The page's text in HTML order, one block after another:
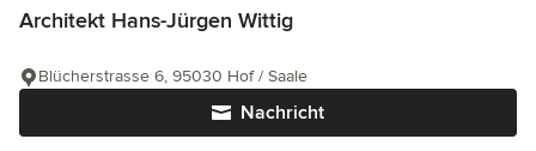
Architekt Hans-Jürgen Wittig
Nachricht
Blücherstrasse 6, 95030 Hof / Saale